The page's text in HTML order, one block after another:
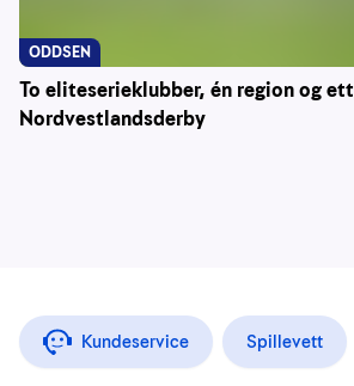
To eliteserieklubber, én region og ett
Nordvestlandsderby
ODDSEN
Kundeservice Spillevett